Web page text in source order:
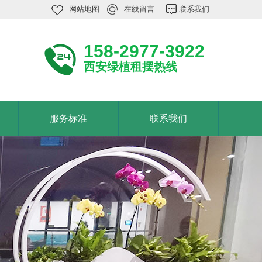
网站地图 在线留言 联系我们
158-2977-3922
西安绿植租摆热线
服务标准 联系我们